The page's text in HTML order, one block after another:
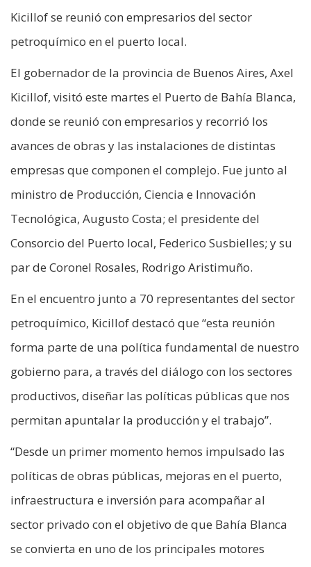
Kicillof se reunió con empresarios del sector
petroquímico en el puerto local.
El gobernador de la provincia de Buenos Aires, Axel
Kicillof, visitó este martes el Puerto de Bahía Blanca,
donde se reunió con empresarios y recorrió los
avances de obras y las instalaciones de distintas
empresas que componen el complejo. Fue junto al
ministro de Producción, Ciencia e Innovación
Tecnológica, Augusto Costa; el presidente del
Consorcio del Puerto local, Federico Susbielles; y su
par de Coronel Rosales, Rodrigo Aristimuño.
En el encuentro junto a 70 representantes del sector
petroquímico, Kicillof destacó que “esta reunión
forma parte de una política fundamental de nuestro
gobierno para, a través del diálogo con los sectores
productivos, diseñar las políticas públicas que nos
permitan apuntalar la producción y el trabajo”.
“Desde un primer momento hemos impulsado las
políticas de obras públicas, mejoras en el puerto,
infraestructura e inversión para acompañar al
sector privado con el objetivo de que Bahía Blanca
se convierta en uno de los principales motores